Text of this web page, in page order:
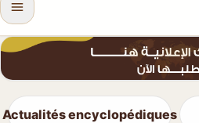
Actualités encyclopédiques